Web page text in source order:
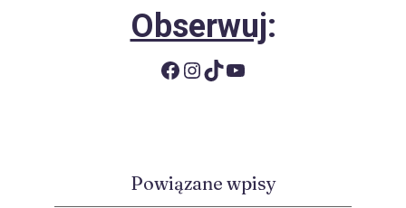
Obserwuj:
Facebook
Instagram
TikTok
YouTube
Powiązane wpisy